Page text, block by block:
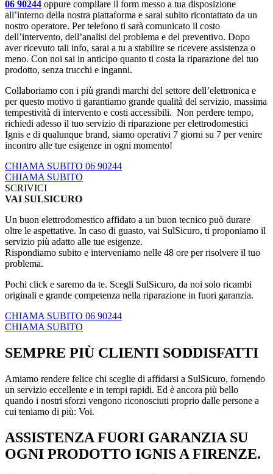
06 90244 oppure compilare il form messo a tua disposizione
all’interno della nostra piattaforma e sarai subito ricontattato da un
nostro operatore. Per telefono ti sarà comunicato il costo
dell’intervento, dell’analisi del problema e del preventivo. Dopo
aver ricevuto tali info, sarai a tu a stabilire se ricevere assistenza o
meno. Con noi sai in anticipo quanto ti costa la riparazione del tuo
prodotto, senza trucchi e inganni.
Collaboriamo con i più grandi marchi del settore dell’elettronica e
per questo motivo ti garantiamo grande qualità del servizio, massima
tempestività di intervento e costi accessibili. Non perdere tempo,
richiedi adesso il tuo servizio di riparazione per elettrodomestici
Ignis e di qualunque brand, siamo operativi 7 giorni su 7 per venire
incontro alle tue esigenze in ogni momento!
CHIAMA SUBITO 06 90244
CHIAMA SUBITO
SCRIVICI
VAI SULSICURO
Un buon elettrodomestico affidato a un buon tecnico può durare
oltre le aspettative. In caso di guasto, vai SulSicuro, ti proponiamo il
servizio più adatto alle tue esigenze.
Rispondiamo subito e interveniamo nelle 48 ore per risolvere il tuo
problema.
Pochi click e saremo da te. Scegli SulSicuro, da noi solo ricambi
originali e grande competenza nella riparazione in fuori garanzia.
CHIAMA SUBITO 06 90244
CHIAMA SUBITO
SEMPRE PIÙ CLIENTI SODDISFATTI
Amiamo rendere felice chi sceglie di affidarsi a SulSicuro, fornendo
un servizio eccellente e in tempi rapidi. Ed è ancora più bello
quando i nostri sforzi vengono riconosciuti proprio dalle persone a
cui teniamo di più: Voi.
ASSISTENZA FUORI GARANZIA SU
OGNI PRODOTTO IGNIS A FIRENZE.